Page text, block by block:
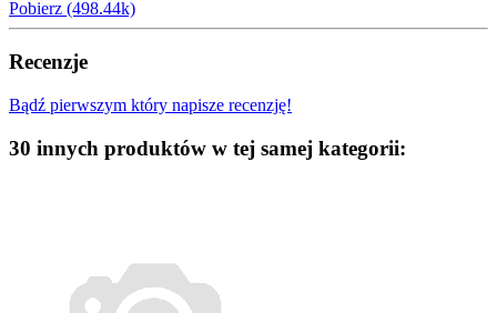
Pobierz (498.44k)
Recenzje
Bądź pierwszym który napisze recenzję!
30 innych produktów w tej samej kategorii: